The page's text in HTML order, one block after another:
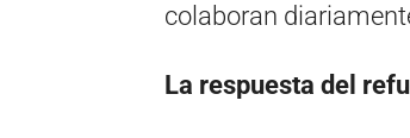
colaboran
La respuesta del